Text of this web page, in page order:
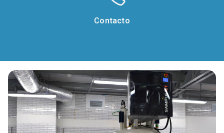
Contacto
Responsable del laboratorio: Dra. Nuria Esturau
nesturau@iquimica.unam.mx